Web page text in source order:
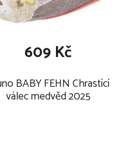
BABY FEHN Chrastící
válec medvěd 2025
609 Kč